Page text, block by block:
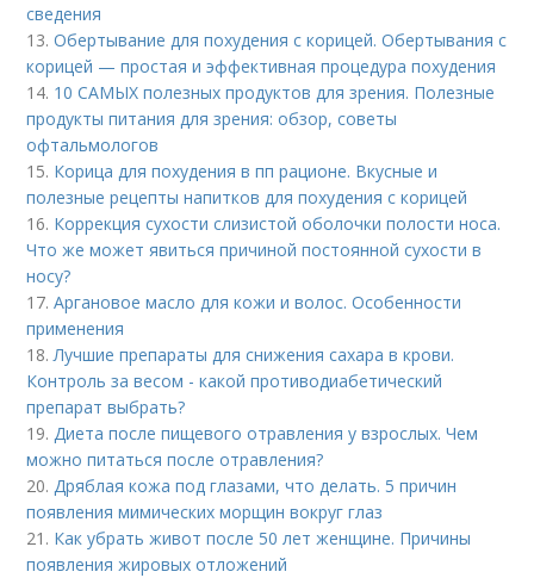
сведения
13.Обертывание для похудения с корицей. Обертывания с
корицей — простая и эффективная процедура похудения
14. 10 САМЫХ полезных продуктов для зрения. Полезные
продукты питания для зрения: обзор, советы
офтальмологов
15. Корица для похудения в пп рационе. Вкусные и
полезные рецепты напитков для похудения с корицей
16. Коррекция сухости слизистой оболочки полости носа.
Что же может явиться причиной постоянной сухости в
носу?
17.Аргановое масло для кожи и волос. Особенности
применения
18.Лучшие препараты для снижения сахара в крови.
Контроль за весом - какой противодиабетический
препарат выбрать?
19.Диета после пищевого отравления у взрослых. Чем
можно питаться после отравления?
20.Дряблая кожа под глазами, что делать. 5 причин
появления мимических морщин вокруг глаз
21. Как убрать живот после 50 лет женщине. Причины
появления жировых отложений